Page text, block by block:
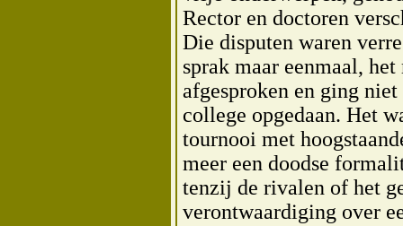
Rector en doctoren
Die disputen waren
sprak maar eenmaal,
afgesproken en ging
college opgedaan. Het
tournooi met
meer een doodse
tenzij de rivalen of het
verontwaardiging over